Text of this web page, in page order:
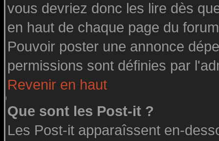
vous devriez donc les lire dès
en haut de chaque page du
Pouvoir poster une annonce
permissions sont définies par
Revenir en haut
Que sont les Post-it ?
Les Post-it apparaîssent en-